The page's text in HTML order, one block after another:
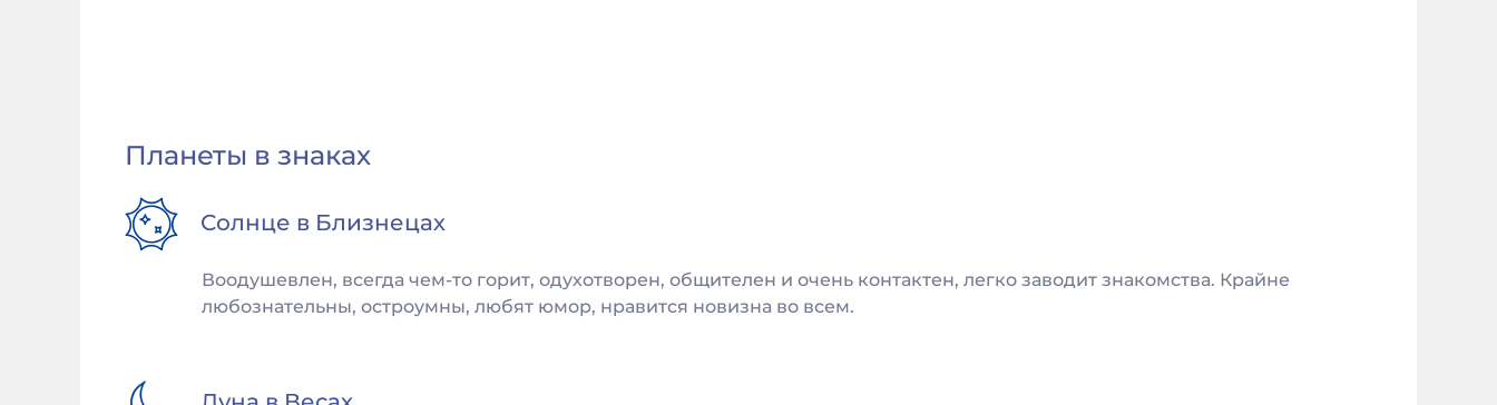
Планеты в знаках
Солнце в Близнецах
Воодушевлен, всегда чем-то горит, одухотворен, общителен и очень контактен, легко заводит знакомства. Крайне
любознательны, остроумны, любят юмор, нравится новизна во всем.